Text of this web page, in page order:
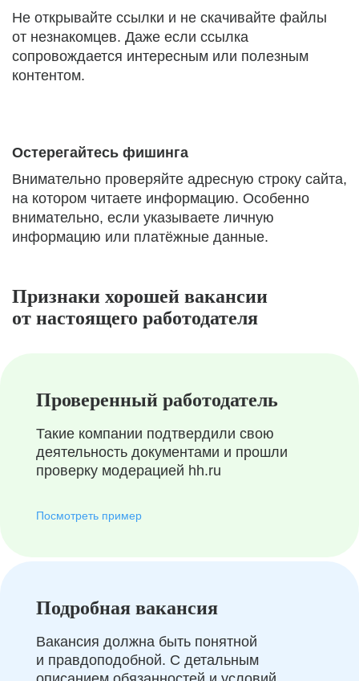
Не открывайте ссылки и не скачивайте файлы
от незнакомцев. Даже если ссылка
сопровождается интересным или полезным
контентом.
Остерегайтесь фишинга
Внимательно проверяйте адресную строку сайта,
на котором читаете информацию. Особенно
внимательно, если указываете личную
информацию или платёжные данные.
Признаки хорошей вакансии
от настоящего работодателя
Проверенный работодатель
Такие компании подтвердили свою
деятельность документами и прошли
проверку модерацией hh.ru
Посмотреть пример
Подробная вакансия
Вакансия должна быть понятной
и правдоподобной. С детальным